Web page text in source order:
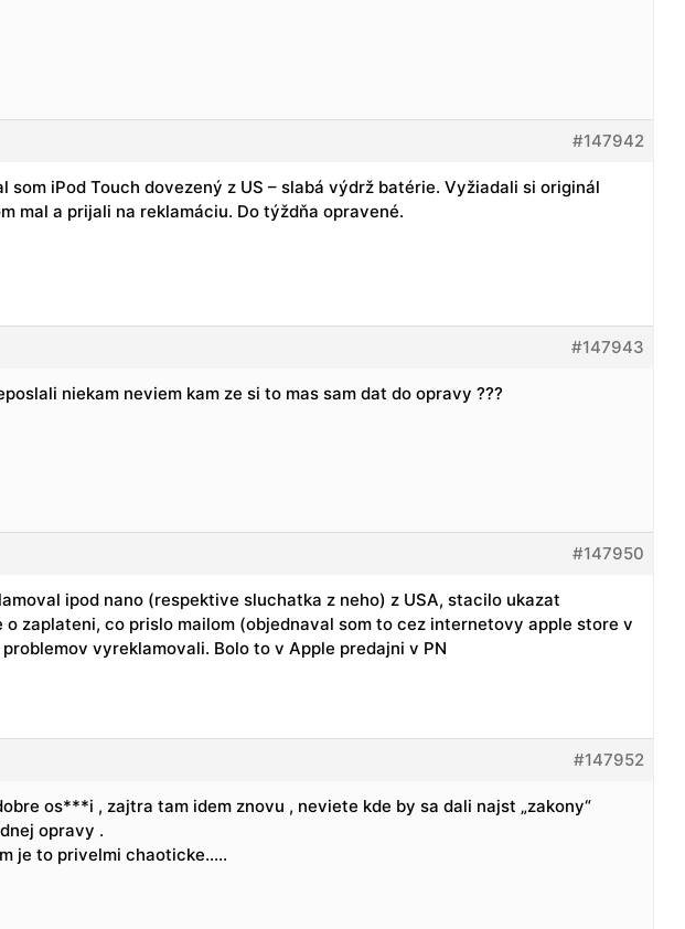
#147942
som iPod Touch dovezený z US – slabá výdrž batérie. Vyžiadali si originál
mal a prijali na reklamáciu. Do týždňa opravené.
#147943
niekam neviem kam ze si to mas sam dat do opravy ???
#147950
ipod nano (respektive sluchatka z neho) z USA, stacilo ukazat
o zaplateni, co prislo mailom (objednaval som to cez internetovy apple store v
problemov vyreklamovali. Bolo to v Apple predajni v PN
#147952
os***i , zajtra tam idem znovu , neviete kde by sa dali najst „zakony“
opravy .
je to privelmi chaoticke…..